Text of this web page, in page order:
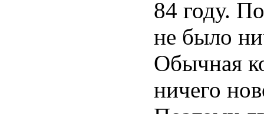
84 году.
не было
Обычная
ничего